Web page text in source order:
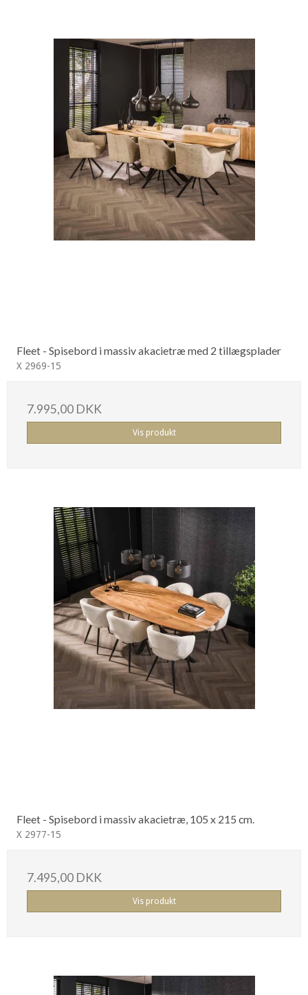
Fleet - Spisebord i massiv akacietræ med 2 tillægsplader
X 2969-15
7.995,00 DKK
Vis produkt
Fleet - Spisebord i massiv akacietræ, 105 x 215 cm.
X 2977-15
7.495,00 DKK
Vis produkt